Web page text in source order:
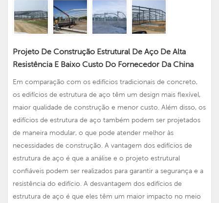
Projeto De Construção Estrutural De Aço De Alta
Resistência E Baixo Custo Do Fornecedor Da China
Em comparação com os edifícios tradicionais de concreto,
os edifícios de estrutura de aço têm um design mais flexível,
maior qualidade de construção e menor custo. Além disso, os
edifícios de estrutura de aço também podem ser projetados
de maneira modular, o que pode atender melhor às
necessidades de construção. A vantagem dos edifícios de
estrutura de aço é que a análise e o projeto estrutural
confiáveis ​​podem ser realizados para garantir a segurança e a
resistência do edifício. A desvantagem dos edifícios de
estrutura de aço é que eles têm um maior impacto no meio